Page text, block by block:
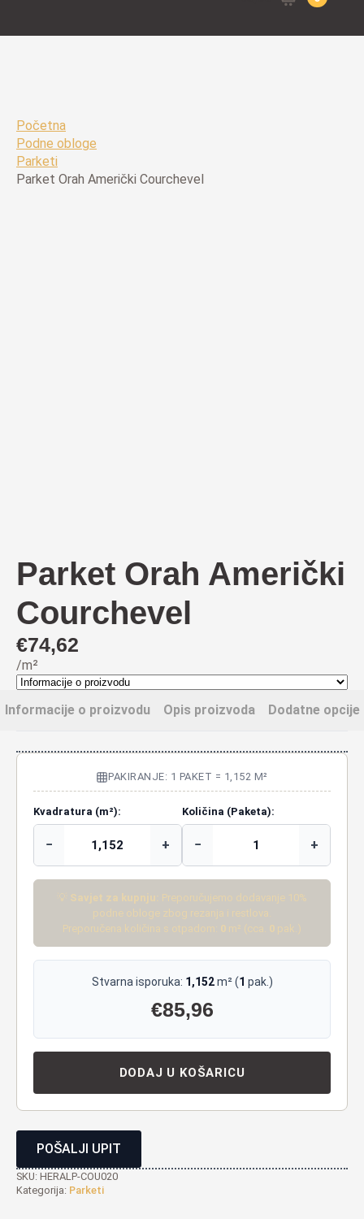
Početna
Podne obloge
Parketi
Parket Orah Američki Courchevel
Parket Orah Američki
Courchevel
€74,62
/m²
Informacije o proizvodu Opis proizvoda Dodatne opcije
PAKIRANJE: 1 PAKET = 1,152 M²
Kvadratura (m²):
− +
Količina (Paketa):
− +
💡 Savjet za kupnju: Preporučujemo dodavanje 10%
podne obloge zbog rezanja i restlova.
Preporučena količina s otpadom: 0 m² (cca. 0 pak.)
Stvarna isporuka: 1,152m² (1 pak.)
€85,96
DODAJ U KOŠARICU
POŠALJI UPIT
SKU: HERALP-COU020
Kategorija: Parketi